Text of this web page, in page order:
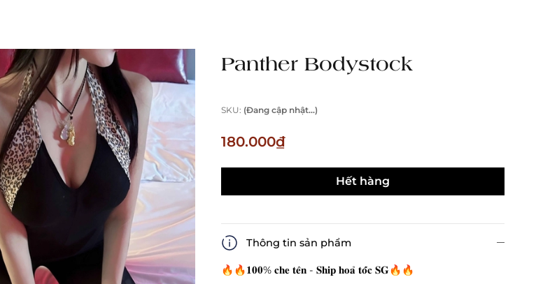
Panther Bodystock
SKU: (Đang cập nhật...)
180.000₫
Hết hàng
Thông tin sản phẩm
🔥🔥𝟏𝟎𝟎% 𝐜𝐡𝐞 𝐭𝐞̂𝐧 - 𝐒𝐡𝐢𝐩 𝐡𝐨𝐚̉ 𝐭𝐨̂́𝐜 𝐒𝐆🔥🔥